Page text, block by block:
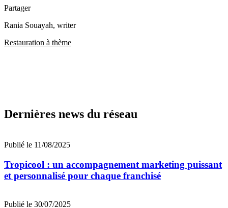
Partager
Rania Souayah, writer
Restauration à thème
Dernières news du réseau
Publié le 11/08/2025
Tropicool : un accompagnement marketing puissant
et personnalisé pour chaque franchisé
Publié le 30/07/2025